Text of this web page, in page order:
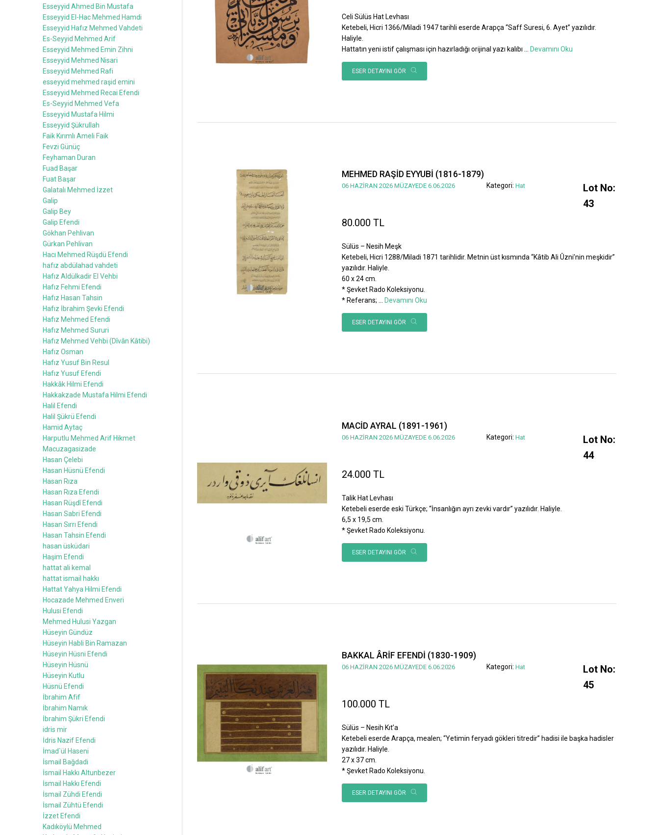
Celi Sülüs Hat Levhası
Ketebeli, Hicri 1366/Miladi 1947 tarihli eserde Arapça “Saff Suresi, 6. Ayet” yazılıdır.
Haliyle.
Hattatın yeni istif çalışması için hazırladığı orijinal yazı kalıbı
Devamını Oku
ESER DETAYINI GÖR
MEHMED RAŞİD EYYUBİ (1816-1879)
06 HAZİRAN 2026 MÜZAYEDE 6.06.2026 Kategori: Hat
Lot No:
43
80.000 TL
Sülüs – Nesih Meşk
Ketebeli, Hicri 1288/Miladi 1871 tarihlidir. Metnin üst kısmında “Kâtib Ali Ûzni’nin meşkidir”
yazılıdır. Haliyle.
60 x 24 cm.
* Şevket Rado Koleksiyonu.
* Referans; ... Devamını Oku
ESER DETAYINI GÖR
MACİD AYRAL (1891-1961)
06 HAZİRAN 2026 MÜZAYEDE 6.06.2026 Kategori: Hat
Lot No:
44
24.000 TL
Talik Hat Levhası
Ketebeli eserde eski Türkçe; “İnsanlığın ayrı zevki vardır” yazılıdır. Haliyle.
6,5 x 19,5 cm.
* Şevket Rado Koleksiyonu.
ESER DETAYINI GÖR
BAKKAL ÂRİF EFENDİ (1830-1909)
06 HAZİRAN 2026 MÜZAYEDE 6.06.2026 Kategori: Hat
Lot No:
45
100.000 TL
Sülüs – Nesih Kıt’a
Ketebeli eserde Arapça, mealen; “Yetimin feryadı gökleri titredir” hadisi ile başka hadisler
yazılıdır. Haliyle.
27 x 37 cm.
* Şevket Rado Koleksiyonu.
ESER DETAYINI GÖR
Esseyyid Ahmed Bin Mustafa
Esseyyid El-Hac Mehmed Hamdi
Esseyyid Hafız Mehmed Vahdeti
Es-Seyyid Mehmed Arif
Esseyyid Mehmed Emin Zihni
Esseyyid Mehmed Nisari
Esseyyid Mehmed Rafi
esseyyid mehmed raşid emini
Esseyyid Mehmed Recai Efendi
Es-Seyyid Mehmed Vefa
Esseyyid Mustafa Hilmi
Esseyyid Şükrullah
Faik Kırımlı Ameli Faik
Fevzi Günüç
Feyhaman Duran
Fuad Başar
Fuat Başar
Galatalı Mehmed İzzet
Galip
Galip Bey
Galip Efendi
Gökhan Pehlivan
Gürkan Pehlivan
Hacı Mehmed Rüşdü Efendi
hafız abdülahad vahdeti
Hafız Aldülkadir El Vehbi
Hafız Fehmi Efendi
Hafız Hasan Tahsin
Hafız İbrahim Şevki Efendi
Hafız Mehmed Efendi
Hafız Mehmed Sururi
Hafız Mehmed Vehbi (Dîvân Kâtibi)
Hafız Osman
Hafız Yusuf Bin Resul
Hafız Yusuf Efendi
Hakkâk Hilmi Efendi
Hakkakzade Mustafa Hilmi Efendi
Halil Efendi
Halil Şükrü Efendi
Hamid Aytaç
Harputlu Mehmed Arif Hikmet
Macuzagasizade
Hasan Çelebi
Hasan Hüsnü Efendi
Hasan Rıza
Hasan Rıza Efendi
Hasan Rüşdî Efendi
Hasan Sabri Efendi
Hasan Sırrı Efendi
Hasan Tahsin Efendi
hasan üsküdari
Haşim Efendi
hattat ali kemal
hattat ismail hakkı
Hattat Yahya Hilmi Efendi
Hocazade Mehmed Enveri
Hulusi Efendi
Mehmed Hulusi Yazgan
Hüseyin Gündüz
Hüseyin Habli Bin Ramazan
Hüseyin Hüsni Efendi
Hüseyin Hüsnü
Hüseyin Kutlu
Hüsnü Efendi
İbrahim Afif
İbrahim Namık
İbrahim Şükri Efendi
idris mir
İdris Nazif Efendi
İmad`ül Haseni
İsmail Bağdadi
İsmail Hakkı Altunbezer
İsmail Hakkı Efendi
İsmail Zühdi Efendi
İsmail Zühtü Efendi
İzzet Efendi
Kadıköylü Mehmed